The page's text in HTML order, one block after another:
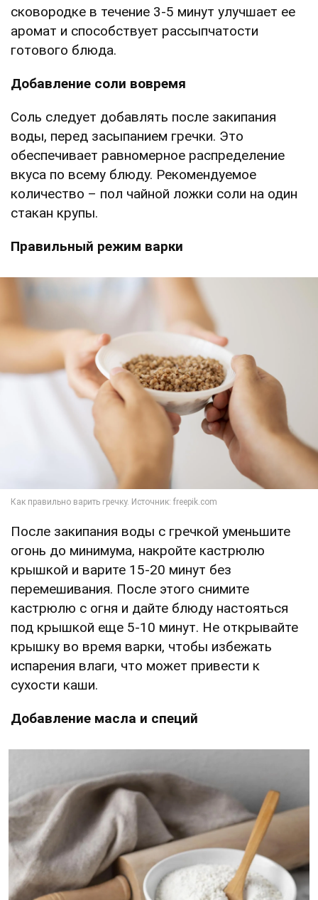
сковородке в течение 3-5 минут улучшает ее
аромат и способствует рассыпчатости
готового блюда.
Добавление соли вовремя
Соль следует добавлять после закипания
воды, перед засыпанием гречки. Это
обеспечивает равномерное распределение
вкуса по всему блюду. Рекомендуемое
количество – пол чайной ложки соли на один
стакан крупы.
Правильный режим варки
После закипания воды с гречкой уменьшите
огонь до минимума, накройте кастрюлю
крышкой и варите 15-20 минут без
перемешивания. После этого снимите
кастрюлю с огня и дайте блюду настояться
под крышкой еще 5-10 минут. Не открывайте
крышку во время варки, чтобы избежать
испарения влаги, что может привести к
сухости каши.
Добавление масла и специй